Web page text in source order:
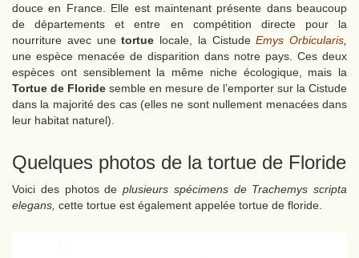
douce en France. Elle est maintenant présente dans beaucoup
de départements et entre en compétition directe pour la
nourriture avec unetortue locale, la CistudeEmys Orbicularis
une espèce menacée de disparition dans notre pays. Ces deux
espèces ont sensiblement la même niche écologique, mais la
Tortue de Floride semble en mesure de l’emporter sur la Cistude
dans la majorité des cas (elles ne sont nullement menacées dans
leur habitat naturel).
Quelques photos de la tortue de Floride
Voici des photos de plusieurs spécimens de Trachemys scripta
elegans, cette tortue est également appelée tortue de floride.